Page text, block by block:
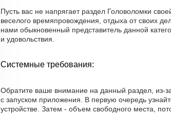
Пусть вас не напрягает раздел Головоломки
веселого времяпровождения, отдыха от своих
нами обыкновенный представитель данной
и удовольствия.
Системные требования:
Обратите ваше внимание на данный раздел, из-
с запуском приложения. В первую очередь
устройстве. Затем - объем свободного места,